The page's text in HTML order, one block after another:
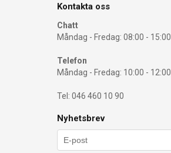
Kontakta oss
Chatt
Måndag - Fredag: 08:00 - 15:00
Telefon
Måndag - Fredag: 10:00 - 12:00
Tel: 046 460 10 90
Nyhetsbrev